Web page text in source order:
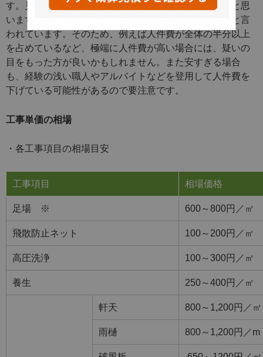
す。見積書には、塗装施工費と表記されることが多いと思
います。人件費は費用全体の３０～４０％前後が目安と言
われています。そのため、例えば人件費が全体の半分以上
を占めているなど、極端に人件費が高い場合には、疑いの
目をもった方が良いかもしれません。また安すぎる場合
も、経験の浅い職人やアルバイトなどを登用して人件費を
下げている可能性があるので要注意です。
工事単価の相場
・各工事項目の相場目安
工事項目 相場価格
足場 ※ 600～800円／㎡
飛散防止ネット 100～200円／㎡
高圧洗浄 100～300円／㎡
養生 250～400円／㎡
軒天 800～1,200円／㎡
雨樋 800～1,200円／m